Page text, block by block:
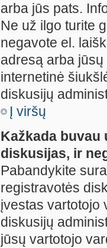
arba jūs pats.
Ne už ilgo turite
negavote el.
adresą arba
internetinė
diskusijų
Į viršų
Kažkada buvau
diskusijas, ir
Pabandykite
registravotės
įvestas vartotojo
diskusijų
jūsų vartotojo